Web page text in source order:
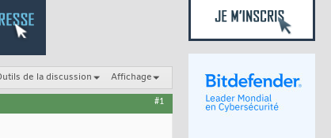
de la discussion Affichage
#1